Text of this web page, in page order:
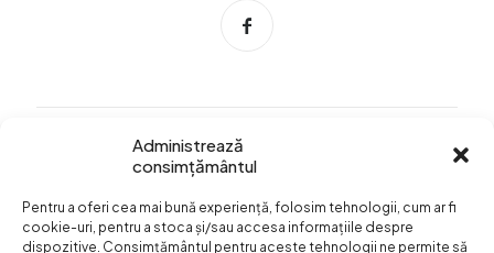
Administrează
consimțământul
Pentru a oferi cea mai bună experiență, folosim tehnologii, cum ar fi
cookie-uri, pentru a stoca și/sau accesa informațiile despre
dispozitive. Consimțământul pentru aceste tehnologii ne permite să
Termeni si conditii